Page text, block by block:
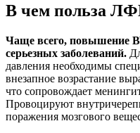
В чем польза
Чаще всего, повышение
серьезных заболеваний.
давления необходимы
внезапное возрастание
что сопровождает
Провоцируют
поражения мозгового